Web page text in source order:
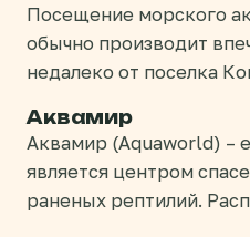
Посещение морского
обычно производит
недалеко от поселка
Аквамир
Аквамир (Aquaworld) –
является центром
раненых рептилий.